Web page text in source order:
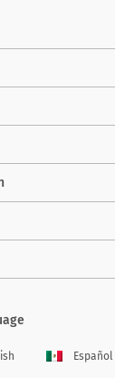
Español